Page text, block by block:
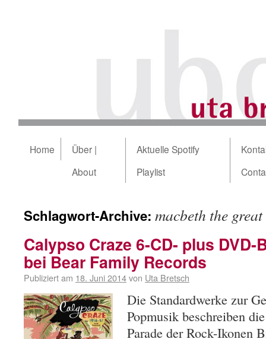
Home
Über |
About
Aktuelle Spotify
Playlist
Schlagwort-Archive: macbeth the great
Calypso Craze 6-CD- plus DVD-
bei Bear Family Records
Publiziert am 18. Juni 2014von Uta Bretsch
Die Standardwerke zur
Popmusik beschreiben
Parade der Rock-Ikonen